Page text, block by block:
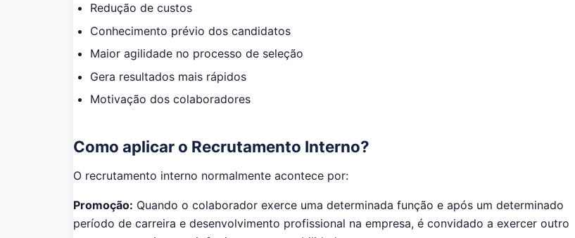
Redução de custos
Conhecimento prévio dos candidatos
Maior agilidade no processo de seleção
Gera resultados mais rápidos
Motivação dos colaboradores
Como aplicar o Recrutamento Interno?
O recrutamento interno normalmente acontece por:
Promoção: Quando o colaborador exerce uma determinada função e após um determinado
período de carreira e desenvolvimento profissional na empresa, é convidado a exercer outro